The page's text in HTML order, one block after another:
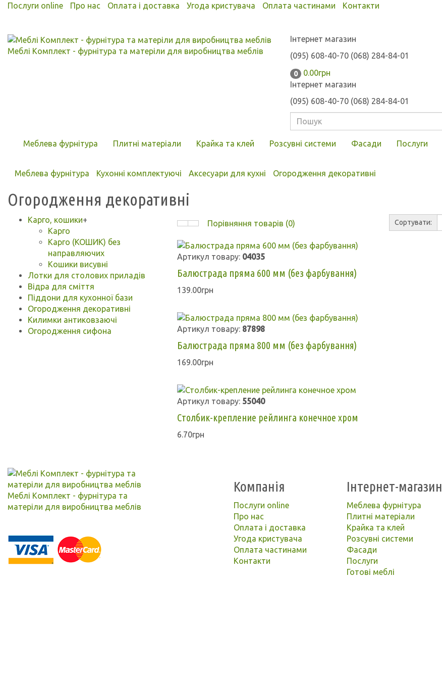
Послуги online Про нас Оплата і доставка Угода кристувача Оплата частинами
Контакти
Меблі Комплект - фурнітура та матеріли для виробництва меблів
Інтернет магазин
(095) 608-40-70 (068) 284-84-01
0
0.00грн
Інтернет магазин
(095) 608-40-70 (068) 284-84-01
Меблева фурнітура Плитні матеріали Крайка та клей Розсувні системи Фасади Послуги
Меблева фурнітура Кухонні комплектуючі Аксесуари для кухні Огородження декоративні
Огородження декоративні
Карго, кошики+
Карго
Карго (КОШИК) без
направляючих
Кошики висувні
Лотки для столових приладів
Відра для сміття
Піддони для кухонної бази
Огородження декоративні
Килимки антиковзаючі
Огородження сифона
Порівняння товарів (0) Сортувати:
Артикул товару: 04035
Балюстрада пряма 600 мм (без фарбування)
139.00грн
Артикул товару: 87898
Балюстрада пряма 800 мм (без фарбування)
169.00грн
Артикул товару: 55040
Столбик-крепление рейлинга конечное хром
6.70грн
Меблі Комплект - фурнітура та
матеріли для виробництва меблів
Компанія
Послуги online
Про нас
Оплата і доставка
Угода кристувача
Оплата частинами
Контакти
Інтернет-магазин
Меблева фурнітура
Плитні матеріали
Крайка та клей
Розсувні системи
Фасади
Послуги
Готові меблі